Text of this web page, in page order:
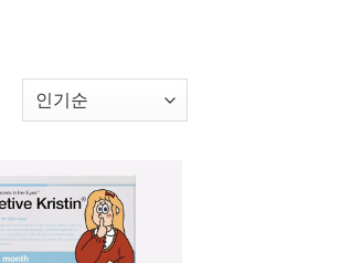
Add to
Wishlist